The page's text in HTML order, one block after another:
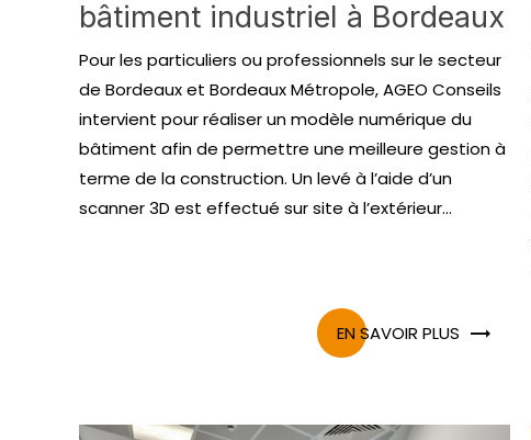
bâtiment industriel à Bordeaux
Pour les particuliers ou professionnels sur le secteur
de Bordeaux et Bordeaux Métropole, AGEO Conseils
intervient pour réaliser un modèle numérique du
bâtiment afin de permettre une meilleure gestion à
terme de la construction. Un levé à l’aide d’un
scanner 3D est effectué sur site à l’extérieur...
EN SAVOIR PLUS